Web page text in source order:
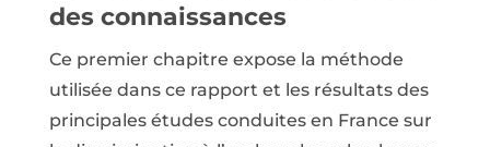
des connaissances
Ce premier chapitre expose la méthode
utilisée dans ce rapport et les résultats des
principales études conduites en France sur